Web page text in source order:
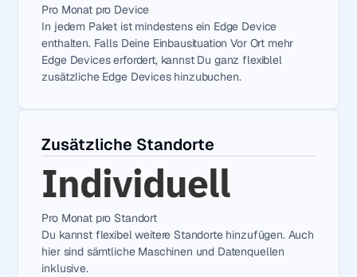
Pro Monat pro Device
In jedem Paket ist mindestens ein Edge Device
enthalten. Falls Deine Einbausituation Vor Ort mehr
Edge Devices erfordert, kannst Du ganz flexiblel
zusätzliche Edge Devices hinzubuchen.
Zusätzliche Standorte
Individuell
Pro Monat pro Standort
Du kannst flexibel weitere Standorte hinzufügen. Auch
hier sind sämtliche Maschinen und Datenquellen
inklusive.